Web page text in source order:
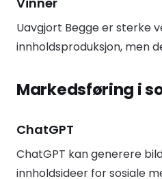
Uavgjort Begge er sterke
innholdsproduksjon, men
Markedsføring i
ChatGPT
ChatGPT kan generere
innholdsideer for sosiale